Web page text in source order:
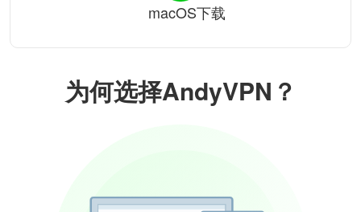
为何选择AndyVPN？
macOS下载